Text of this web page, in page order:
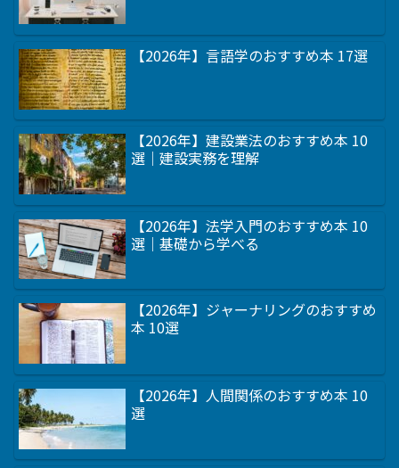
【2026年】言語学のおすすめ本 17選
【2026年】建設業法のおすすめ本 10
選｜建設実務を理解
【2026年】法学入門のおすすめ本 10
選｜基礎から学べる
【2026年】ジャーナリングのおすすめ
本 10選
【2026年】人間関係のおすすめ本 10
選